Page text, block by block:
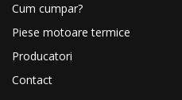
Cum cumpar?
Piese motoare termice
Producatori
Contact